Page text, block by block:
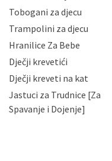
Vaših osobnih
priopćavanje
zaposlenicima
slučajevima koji su
da možete u
zatražiti
podataka. Opoziv
gore navedenu
Tobogani za djecu
Trampolini za djecu
Hranilice Za Bebe
Dječji krevetići
Dječji kreveti na kat
Jastuci za Trudnice [Za
Spavanje i Dojenje]